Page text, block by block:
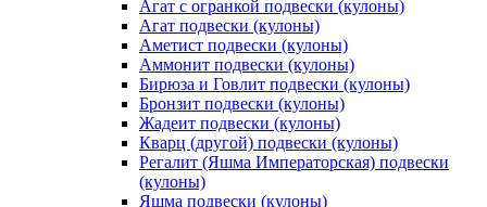
Агат с огранкой подвески (кулоны)
Агат подвески (кулоны)
Аметист подвески (кулоны)
Аммонит подвески (кулоны)
Бирюза и Говлит подвески (кулоны)
Бронзит подвески (кулоны)
Жадеит подвески (кулоны)
Кварц (другой) подвески (кулоны)
Регалит (Яшма Императорская) подвески
(кулоны)
Яшма подвески (кулоны)